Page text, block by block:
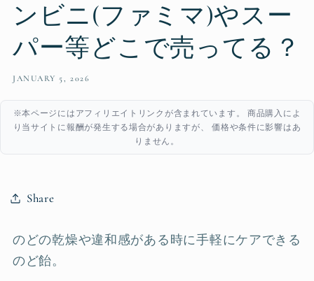
ンビニ(ファミマ)やスー
パー等どこで売ってる？
JANUARY 5, 2026
※本ページにはアフィリエイトリンクが含まれています。 商品購入によ
り当サイトに報酬が発生する場合がありますが、 価格や条件に影響はあ
りません。
Share
のどの乾燥や違和感がある時に手軽にケアできる
のど飴。